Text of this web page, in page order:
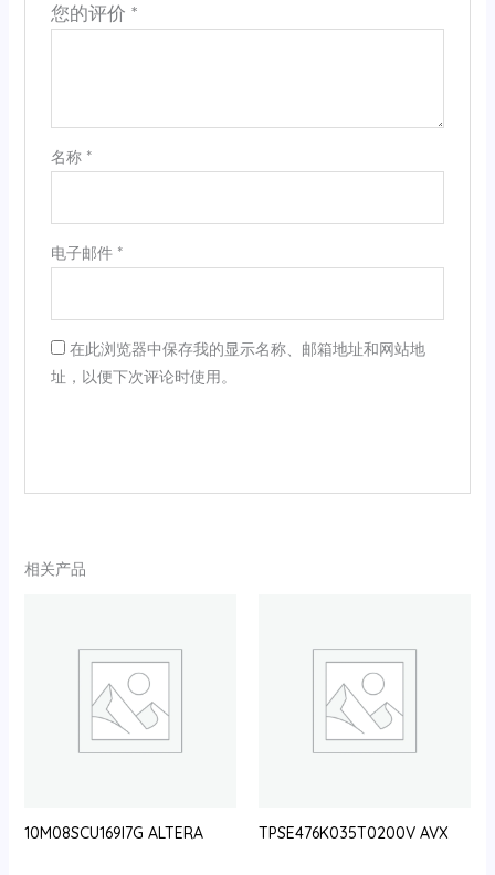
您的评价 *
名称 *
电子邮件 *
在此浏览器中保存我的显示名称、邮箱地址和网站地
址，以便下次评论时使用。
相关产品
10M08SCU169I7G ALTERA TPSE476K035T0200V AVX